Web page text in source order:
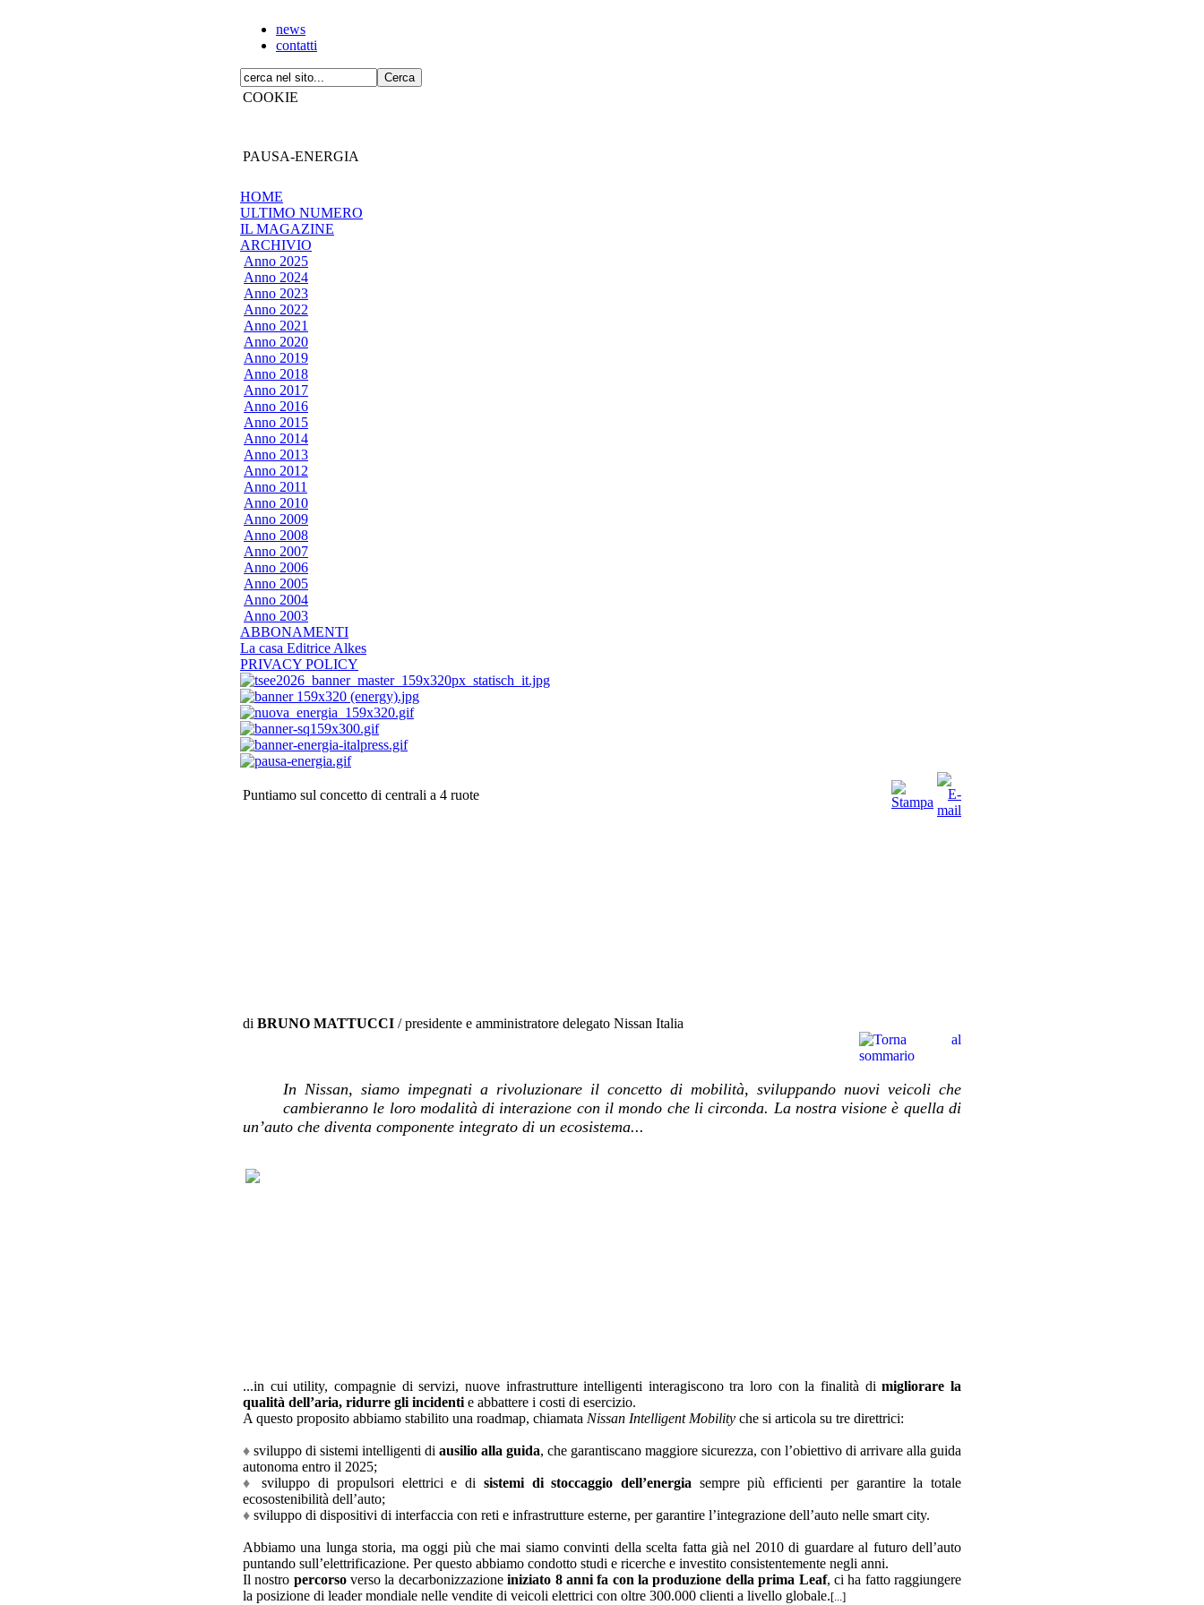
news
contatti
COOKIE
PAUSA-ENERGIA
HOME
ULTIMO NUMERO
IL MAGAZINE
ARCHIVIO
Anno 2025
Anno 2024
Anno 2023
Anno 2022
Anno 2021
Anno 2020
Anno 2019
Anno 2018
Anno 2017
Anno 2016
Anno 2015
Anno 2014
Anno 2013
Anno 2012
Anno 2011
Anno 2010
Anno 2009
Anno 2008
Anno 2007
Anno 2006
Anno 2005
Anno 2004
Anno 2003
ABBONAMENTI
La casa Editrice Alkes
PRIVACY POLICY
Puntiamo sul concetto di centrali a 4 ruote
di BRUNO MATTUCCI / presidente e amministratore delegato Nissan Italia
In Nissan, siamo impegnati a rivoluzionare il concetto di mobilità, sviluppando nuovi veicoli che
cambieranno le loro modalità di interazione con il mondo che li circonda. La nostra visione è quella di
un’auto che diventa componente integrato di un ecosistema...
...in cui utility, compagnie di servizi, nuove infrastrutture intelligenti interagiscono tra loro con la finalità dimigliorare la
qualità dell’aria, ridurre gli incidenti e abbattere i costi di esercizio.
A questo proposito abbiamo stabilito una roadmap, chiamata Nissan Intelligent Mobility che si articola su tre direttrici:
♦ sviluppo di sistemi intelligenti di ausilio alla guida, che garantiscano maggiore sicurezza, con l’obiettivo di arrivare alla guida
autonoma entro il 2025;
♦
sviluppo di propulsori elettrici e di sistemi di stoccaggio dell’energia sempre più efficienti per garantire la totale
ecosostenibilità dell’auto;
♦ sviluppo di dispositivi di interfaccia con reti e infrastrutture esterne, per garantire l’integrazione dell’auto nelle smart city.
Abbiamo una lunga storia, ma oggi più che mai siamo convinti della scelta fatta già nel 2010 di guardare al futuro dell’auto
puntando sull’elettrificazione. Per questo abbiamo condotto studi e ricerche e investito consistentemente negli anni.
Il nostro percorsoverso la decarbonizzazioneiniziato 8 anni fa con la produzione della prima Leaf, ci ha fatto raggiungere
la posizione di leader mondiale nelle vendite di veicoli elettrici con oltre 300.000 clienti a livello globale.[...]